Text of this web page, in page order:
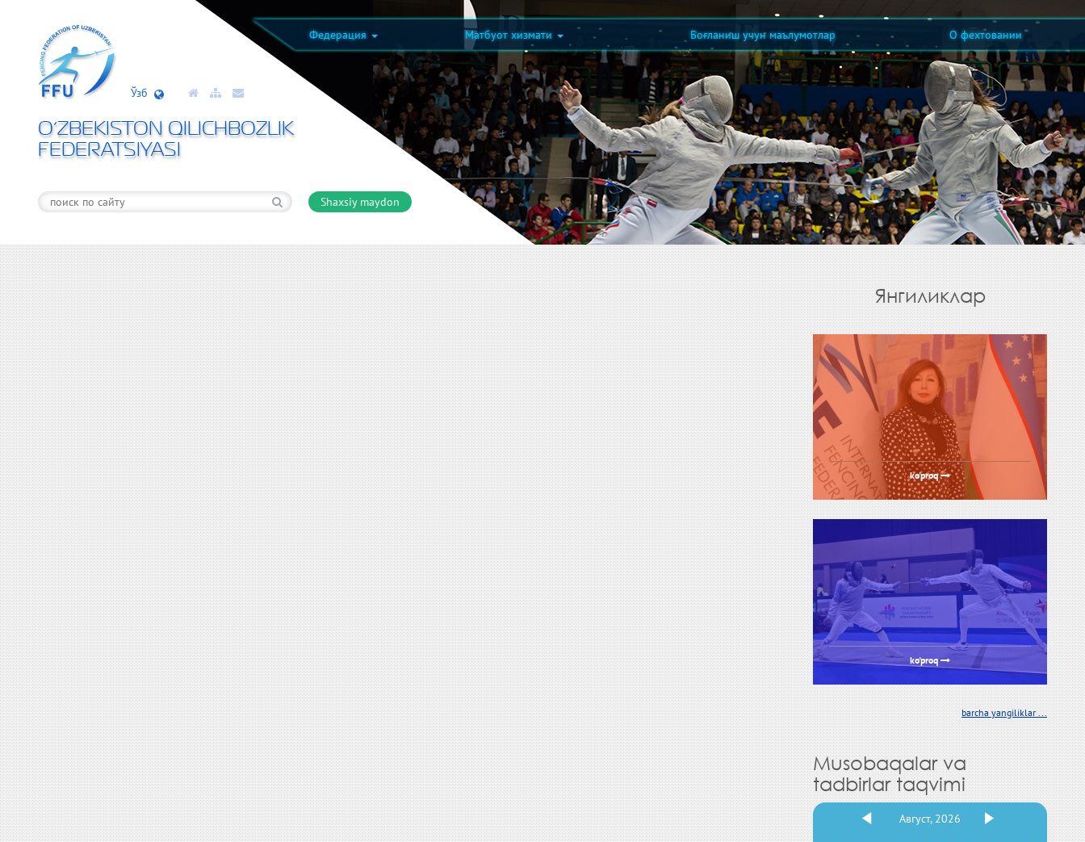
Федерация Матбуот хизмати Боғланиш учун маълумотлар О фехтовании
Ўзб
O’ZBEKISTON QILICHBOZLIK
FEDERATSIYASI
Shaxsiy maydon
Янгиликлар
ko'proq
ko'proq
barcha yangiliklar ...
Musobaqalar va
tadbirlar taqvimi
Август, 2026